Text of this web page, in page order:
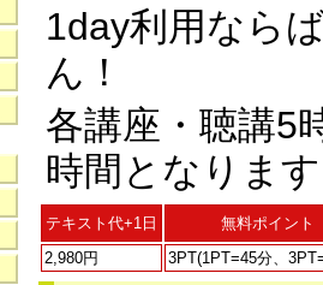
1day利用なら
ん！
各講座・聴講5
時間となりま
テキスト代+1日
無料ポイント
2,980円
3PT(1PT=45分、